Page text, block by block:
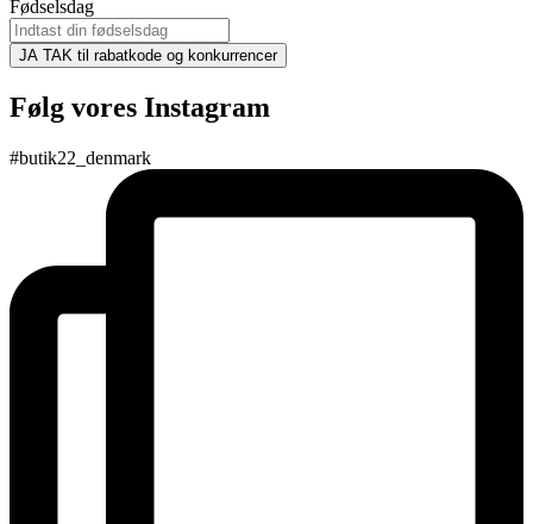
Fødselsdag
JA TAK til rabatkode og konkurrencer
Følg vores Instagram
#butik22_denmark